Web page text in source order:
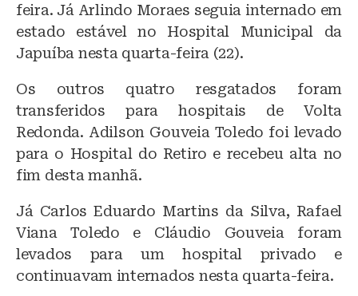
feira. Já Arlindo Moraes seguia internado em
estado estável no Hospital Municipal da
Japuíba nesta quarta-feira (22).
Os outros quatro resgatados foram
transferidos para hospitais de Volta
Redonda. Adilson Gouveia Toledo foi levado
para o Hospital do Retiro e recebeu alta no
fim desta manhã.
Já Carlos Eduardo Martins da Silva, Rafael
Viana Toledo e Cláudio Gouveia foram
levados para um hospital privado e
continuavam internados nesta quarta-feira.